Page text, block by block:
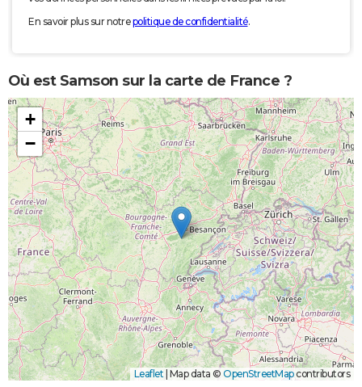
En savoir plus sur notrepolitique de confidentialité.
Où est Samson sur la carte de France ?
+
−
Leaflet Map data © OpenStreetMapcontributors